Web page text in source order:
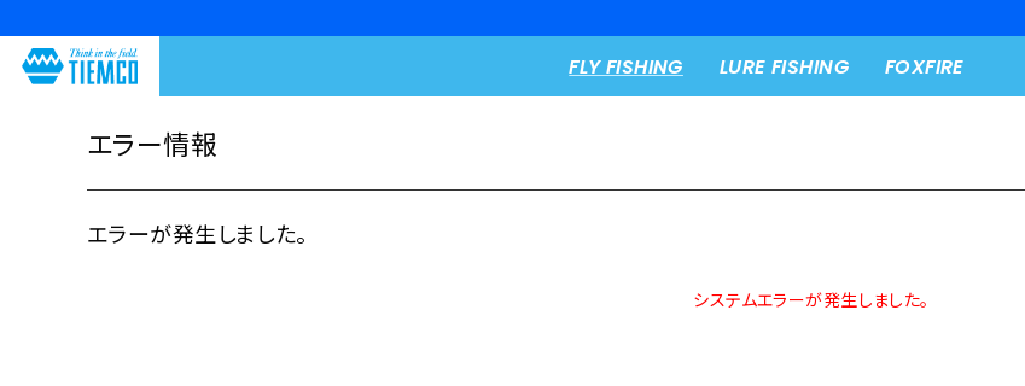
FLY FISHING LURE FISHING FOXFIRE
エラー情報
エラーが発生しました。
システムエラーが発生しました。